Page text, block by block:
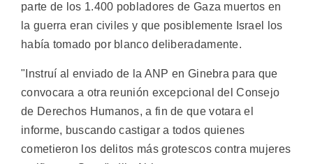
parte de los 1.400 pobladores de Gaza muertos en
la guerra eran civiles y que posiblemente Israel los
había tomado por blanco deliberadamente.
"Instruí al enviado de la ANP en Ginebra para que
convocara a otra reunión excepcional del Consejo
de Derechos Humanos, a fin de que votara el
informe, buscando castigar a todos quienes
cometieron los delitos más grotescos contra mujeres